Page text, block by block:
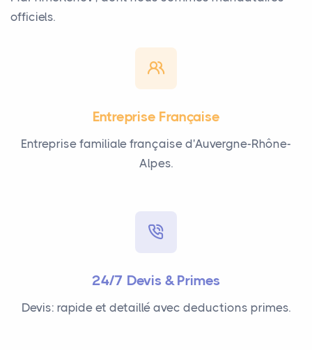
officiels.
Entreprise Française
Entreprise familiale française d'Auvergne-Rhône-
Alpes.
24/7 Devis & Primes
Devis: rapide et detaillé avec deductions primes.